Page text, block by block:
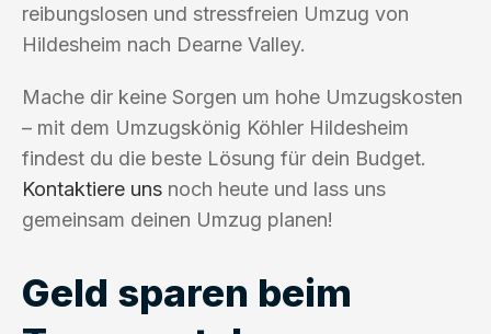
reibungslosen und stressfreien Umzug von
Hildesheim nach Dearne Valley.
Mache dir keine Sorgen um hohe Umzugskosten
– mit dem Umzugskönig Köhler Hildesheim
findest du die beste Lösung für dein Budget.
Kontaktiere uns noch heute und lass uns
gemeinsam deinen Umzug planen!
Geld sparen beim